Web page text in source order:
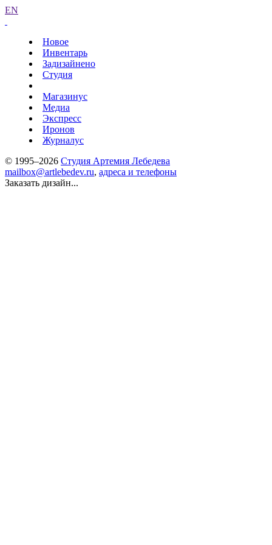
EN
Новое
Инвентарь
Задизайнено
Студия
Магазинус
Медиа
Экспресс
Иронов
Журналус
© 1995–2026 Студия Артемия Лебедева
mailbox@artlebedev.ru, адреса и телефоны
Заказать дизайн...